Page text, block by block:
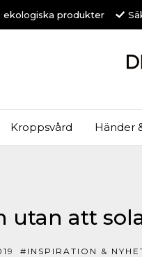
ekologiska produkter
Kroppsvård Händer
utan att
#INSPIRATION &